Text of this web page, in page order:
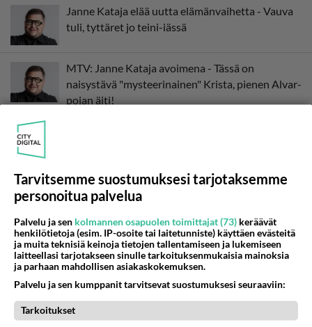
Janne Kataja elää uutta elämänvaihetta - Vauva
tuli, tyttäret jo teini-iässä
MTV: Janne Kataja avoimena - Tässä on
naisystävä "mysteerinainen" Krista, pienen Alvar-
pojan äiti!
Tarvitsemme suostumuksesi tarjotaksemme
personoitua palvelua
Palvelu ja sen kolmannen osapuolen toimittajat (73) keräävät
henkilötietoja (esim. IP-osoite tai laitetunniste) käyttäen evästeitä
ja muita teknisiä keinoja tietojen tallentamiseen ja lukemiseen
laitteellasi tarjotakseen sinulle tarkoituksenmukaisia mainoksia
ja parhaan mahdollisen asiakaskokemuksen.
Palvelu ja sen kumppanit tarvitsevat suostumuksesi seuraaviin:
Tarkoitukset